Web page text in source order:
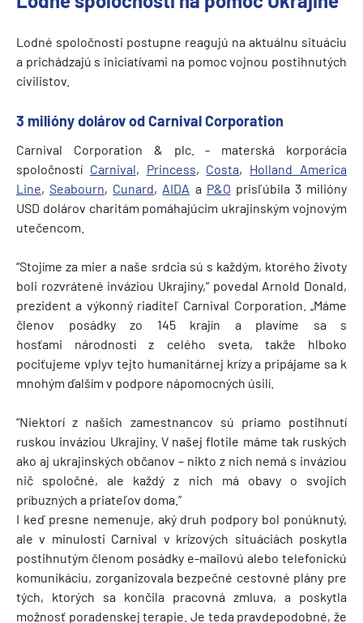
Lodné spoločnosti postupne reagujú na aktuálnu situáciu
a prichádzajú s iniciatívami na pomoc vojnou postihnutých
civilistov.
3 milióny dolárov od Carnival Corporation
Carnival Corporation & plc. - materská korporácia
spoločností Carnival, Princess, Costa, Holland America
Line,Seabourn, Cunard, AIDA a P&O prisľúbila 3 milióny
USD dolárov charitám pomáhajúcim ukrajinským vojnovým
utečencom.
“Stojíme za mier a naše srdcia sú s každým, ktorého životy
boli rozvrátené inváziou Ukrajiny,“ povedal Arnold Donald,
prezident a výkonný riaditeľ Carnival Corporation. „Máme
členov posádky zo 145 krajín a plavíme sa s
hosťami národností z celého sveta, takže hlboko
pociťujeme vplyv tejto humanitárnej krízy a pripájame sa k
mnohým ďalším v podpore nápomocných úsilí.
“Niektorí z našich zamestnancov sú priamo postihnutí
ruskou inváziou Ukrajiny. V našej flotile máme tak ruských
ako aj ukrajinských občanov – nikto z nich nemá s inváziou
nič spoločné, ale každý z nich má obavy o svojich
príbuzných a priateľov doma.”
I keď presne nemenuje, aký druh podpory bol ponúknutý,
ale v minulosti Carnival v krízových situáciách poskytla
postihnutým členom posádky e-mailovú alebo telefonickú
komunikáciu, zorganizovala bezpečné cestovné plány pre
tých, ktorých sa končila pracovná zmluva, a poskytla
možnosť poradenskej terapie. Je teda pravdepodobné, že